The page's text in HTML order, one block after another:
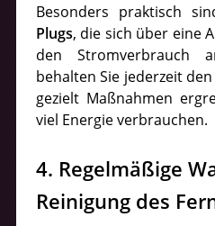
Besonders praktisch
Plugs, die sich über eine
den Stromverbrauch
behalten Sie jederzeit
gezielt Maßnahmen
viel Energie verbrauchen.
4. Regelmäßige
Reinigung des